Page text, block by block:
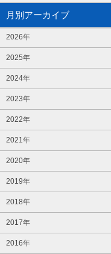
月別アーカイブ
2026年
2025年
2024年
2023年
2022年
2021年
2020年
2019年
2018年
2017年
2016年